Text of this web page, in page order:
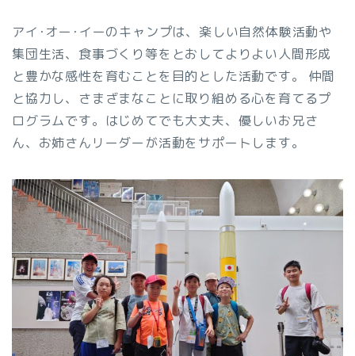
アイ･オー･イーのキャンプは、楽しい自然体験活動や
集団生活、食事づくり等をとおしてよりよい人間形成
と豊かな感性を育むことを目的とした活動です。 仲間
と協力し、さまざまなことに取り組める心を育てるプ
ログラムです。はじめてでも大丈夫、優しいお兄さ
ん、お姉さんリーダーが活動をサポートします。